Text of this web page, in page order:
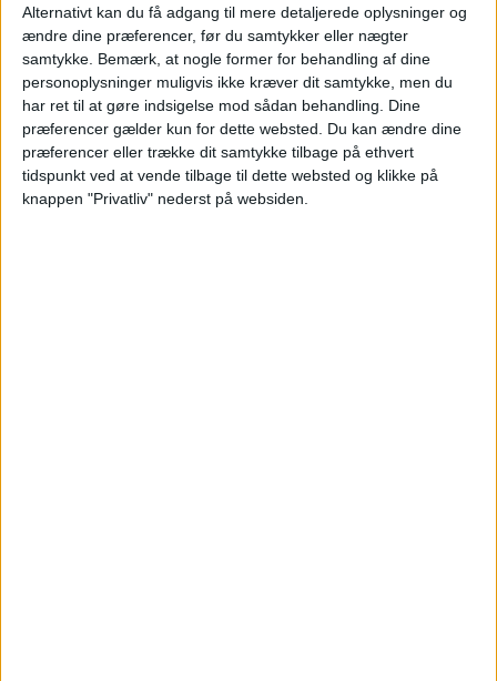
Alternativt kan du få adgang til mere detaljerede oplysninger og
ændre dine præferencer, før du samtykker eller nægter
samtykke. Bemærk, at nogle former for behandling af dine
personoplysninger muligvis ikke kræver dit samtykke, men du
har ret til at gøre indsigelse mod sådan behandling. Dine
præferencer gælder kun for dette websted. Du kan ændre dine
præferencer eller trække dit samtykke tilbage på ethvert
tidspunkt ved at vende tilbage til dette websted og klikke på
knappen "Privatliv" nederst på websiden.
U30 20 21 22 23 24 25 26
U31 27 28 29 30 31
Vælg: København
Ryd valg Vis fly Vis hotel